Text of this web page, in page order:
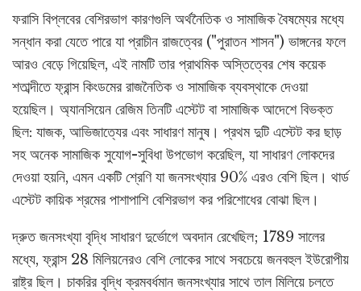
ফরাসি বিপ্লবের বেশিরভাগ কারণগুলি অর্থনৈতিক ও সামাজিক বৈষম্যের মধ্যে
সন্ধান করা যেতে পারে যা প্রাচীন রাজত্বের ("পুরাতন শাসন") ভাঙ্গনের ফলে
আরও বেড়ে গিয়েছিল, এই নামটি তার প্রাথমিক অস্তিত্বের শেষ কয়েক
শতাব্দীতে ফ্রান্স কিংডমের রাজনৈতিক ও সামাজিক ব্যবস্থাকে দেওয়া
হয়েছিল। অ্যানসিয়েন রেজিম তিনটি এস্টেট বা সামাজিক আদেশে বিভক্ত
ছিল: যাজক, আভিজাত্যের এবং সাধারণ মানুষ। প্রথম দুটি এস্টেট কর ছাড়
সহ অনেক সামাজিক সুযোগ-সুবিধা উপভোগ করেছিল, যা সাধারণ লোকদের
দেওয়া হয়নি, এমন একটি শ্রেণি যা জনসংখ্যার 90% এরও বেশি ছিল। থার্ড
এস্টেট কায়িক শ্রমের পাশাপাশি বেশিরভাগ কর পরিশোধের বোঝা ছিল।
দ্রুত জনসংখ্যা বৃদ্ধি সাধারণ দুর্ভোগে অবদান রেখেছিল; 1789 সালের
মধ্যে, ফ্রান্স 28 মিলিয়নেরও বেশি লোকের সাথে সবচেয়ে জনবহুল ইউরোপীয়
রাষ্ট্র ছিল। চাকরির বৃদ্ধি ক্রমবর্ধমান জনসংখ্যার সাথে তাল মিলিয়ে চলতে